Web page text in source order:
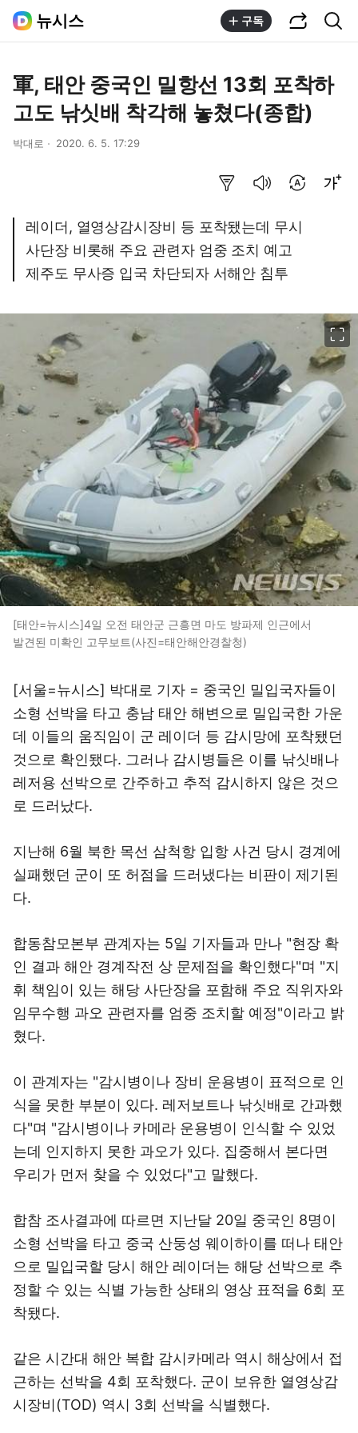
뉴시스 구독
軍, 태안 중국인 밀항선 13회 포착하
고도 낚싯배 착각해 놓쳤다(종합)
박대로 2020. 6. 5. 17:29
레이더, 열영상감시장비 등 포착됐는데 무시
사단장 비롯해 주요 관련자 엄중 조치 예고
제주도 무사증 입국 차단되자 서해안 침투
[태안=뉴시스]4일 오전 태안군 근흥면 마도 방파제 인근에서
발견된 미확인 고무보트(사진=태안해안경찰청)
[서울=뉴시스] 박대로 기자 = 중국인 밀입국자들이
소형 선박을 타고 충남 태안 해변으로 밀입국한 가운
데 이들의 움직임이 군 레이더 등 감시망에 포착됐던
것으로 확인됐다. 그러나 감시병들은 이를 낚싯배나
레저용 선박으로 간주하고 추적 감시하지 않은 것으
로 드러났다.
지난해 6월 북한 목선 삼척항 입항 사건 당시 경계에
실패했던 군이 또 허점을 드러냈다는 비판이 제기된
다.
합동참모본부 관계자는 5일 기자들과 만나 "현장 확
인 결과 해안 경계작전 상 문제점을 확인했다"며 "지
휘 책임이 있는 해당 사단장을 포함해 주요 직위자와
임무수행 과오 관련자를 엄중 조치할 예정"이라고 밝
혔다.
이 관계자는 "감시병이나 장비 운용병이 표적으로 인
식을 못한 부분이 있다. 레저보트나 낚싯배로 간과했
다"며 "감시병이나 카메라 운용병이 인식할 수 있었
는데 인지하지 못한 과오가 있다. 집중해서 본다면
우리가 먼저 찾을 수 있었다"고 말했다.
합참 조사결과에 따르면 지난달 20일 중국인 8명이
소형 선박을 타고 중국 산둥성 웨이하이를 떠나 태안
으로 밀입국할 당시 해안 레이더는 해당 선박으로 추
정할 수 있는 식별 가능한 상태의 영상 표적을 6회 포
착됐다.
같은 시간대 해안 복합 감시카메라 역시 해상에서 접
근하는 선박을 4회 포착했다. 군이 보유한 열영상감
시장비(TOD) 역시 3회 선박을 식별했다.